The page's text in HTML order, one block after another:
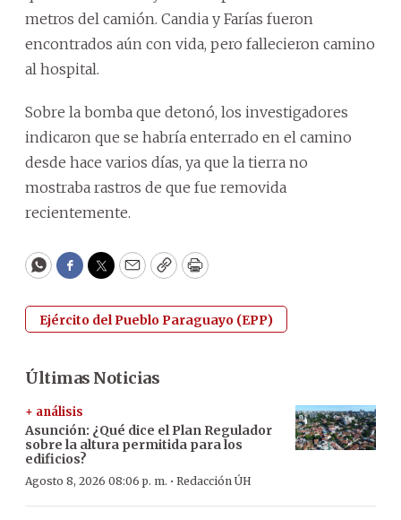
metros del camión. Candia y Farías fueron
encontrados aún con vida, pero fallecieron camino
al hospital.
Sobre la bomba que detonó, los investigadores
indicaron que se habría enterrado en el camino
desde hace varios días, ya que la tierra no
mostraba rastros de que fue removida
recientemente.
WhatsApp
Facebook
Twitter
EmailCopyPrint
Ejército del Pueblo Paraguayo (EPP)
Últimas Noticias
+ análisis
Asunción: ¿Qué dice el Plan Regulador
sobre la altura permitida para los
edificios?
Agosto 8, 2026 08:06 p. m. · Redacción ÚH